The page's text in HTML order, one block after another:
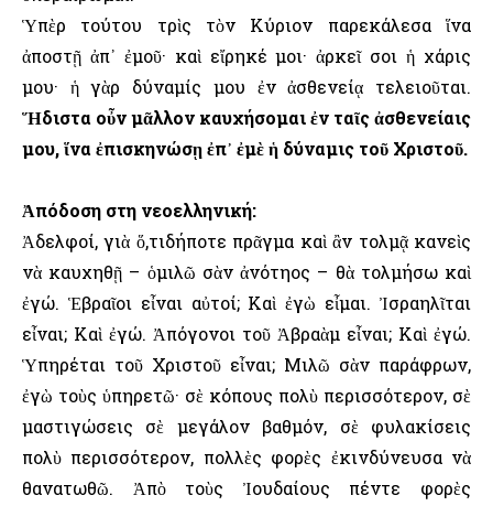
Ὑπὲρ τούτου τρὶς τὸν Κύριον παρεκάλεσα ἵνα
ἀποστῇ ἀπ᾿ ἐμοῦ· καὶ εἴρηκέ μοι· ἀρκεῖ σοι ἡ χάρις
μου· ἡ γὰρ δύναμίς μου ἐν ἀσθενείᾳ τελειοῦται.
Ἥδιστα οὖν μᾶλλον καυχήσομαι ἐν ταῖς ἀσθενείαις
μου, ἵνα ἐπισκηνώσῃ ἐπ᾿ ἐμὲ ἡ δύναμις τοῦ Χριστοῦ.
Ἀπόδοση στη νεοελληνική:
Ἀδελφοί, γιὰ ὅ,τιδήποτε πρᾶγμα καὶ ἂν τολμᾷ κανεὶς
νὰ καυχηθῇ – ὁμιλῶ σὰν ἀνότηος – θὰ τολμήσω καὶ
ἐγώ. Ἑβραῖοι εἶναι αὐτοί; Καὶ ἐγὼ εἶμαι. Ἰσραηλῖται
εἶναι; Καὶ ἐγώ. Ἀπόγονοι τοῦ Ἀβραὰμ εἶναι; Καὶ ἐγώ.
Ὑπηρέται τοῦ Χριστοῦ εἶναι; Μιλῶ σὰν παράφρων,
ἐγὼ τοὺς ὑπηρετῶ· σὲ κόπους πολὺ περισσότερον, σὲ
μαστιγώσεις σὲ μεγάλον βαθμόν, σὲ φυλακίσεις
πολὺ περισσότερον, πολλὲς φορὲς ἐκινδύνευσα νὰ
θανατωθῶ. Ἀπὸ τοὺς Ἰουδαίους πέντε φορὲς